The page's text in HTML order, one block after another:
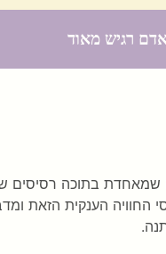
רגיש מאוד
בתוכה רסיסים
החוויה הענקית הזאת